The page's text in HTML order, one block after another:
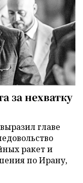
за нехватку
главе
ракет и
по Ирану,